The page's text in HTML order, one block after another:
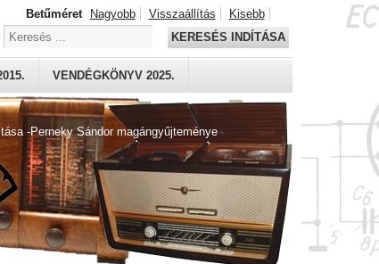
-Perneky Sándor magángyűjteménye
VENDÉGKÖNYV 2025.
Betűméret Nagyobb Visszaállítás
Kisebb
KERESÉS INDÍTÁSA